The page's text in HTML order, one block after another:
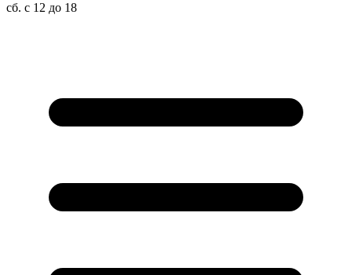
сб. с 12 до 18